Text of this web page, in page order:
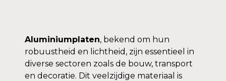
Aluminiumplaten, bekend om hun
robuustheid en lichtheid, zijn essentieel in
diverse sectoren zoals de bouw, transport
en decoratie. Dit veelzijdige materiaal is